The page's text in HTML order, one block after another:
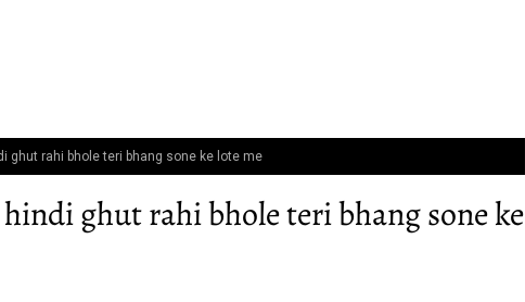
ghut rahi bhole teri bhang sone ke lote me
ghut rahi bhole teri bhang sone ke